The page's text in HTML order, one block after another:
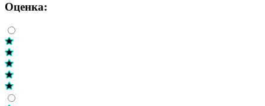
Оценка: